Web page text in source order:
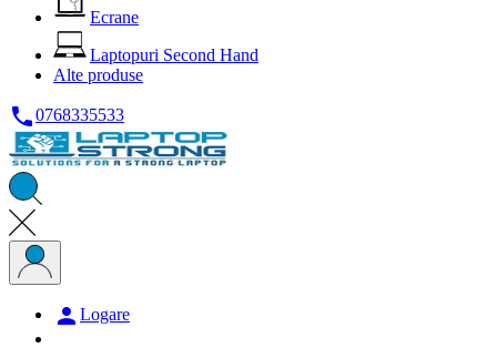
Ecrane
Laptopuri Second Hand
Alte produse
0768335533
 Logare